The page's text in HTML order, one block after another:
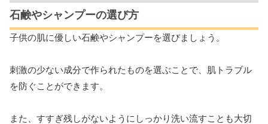
石鹸やシャンプーの選び方
子供の肌に優しい石鹸やシャンプーを選びましょう。
刺激の少ない成分で作られたものを選ぶことで、肌トラブル
を防ぐことができます。
また、すすぎ残しがないようにしっかり洗い流すことも大切